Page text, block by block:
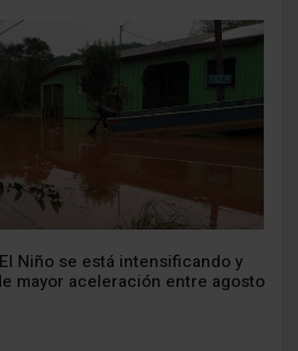
Niño se está intensificando y
mayor aceleración entre agosto